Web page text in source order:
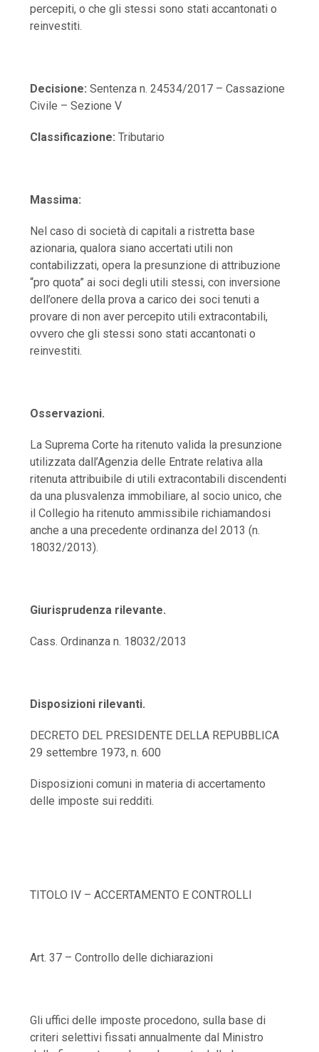
percepiti, o che gli stessi sono stati accantonati o
reinvestiti.
Decisione: Sentenza n. 24534/2017 – Cassazione
Civile – Sezione V
Classificazione: Tributario
Massima:
Nel caso di società di capitali a ristretta base
azionaria, qualora siano accertati utili non
contabilizzati, opera la presunzione di attribuzione
“pro quota” ai soci degli utili stessi, con inversione
dell’onere della prova a carico dei soci tenuti a
provare di non aver percepito utili extracontabili,
ovvero che gli stessi sono stati accantonati o
reinvestiti.
Osservazioni.
La Suprema Corte ha ritenuto valida la presunzione
utilizzata dall’Agenzia delle Entrate relativa alla
ritenuta attribuibile di utili extracontabili discendenti
da una plusvalenza immobiliare, al socio unico, che
il Collegio ha ritenuto ammissibile richiamandosi
anche a una precedente ordinanza del 2013 (n.
18032/2013).
Giurisprudenza rilevante.
Cass. Ordinanza n. 18032/2013
Disposizioni rilevanti.
DECRETO DEL PRESIDENTE DELLA REPUBBLICA
29 settembre 1973, n. 600
Disposizioni comuni in materia di accertamento
delle imposte sui redditi.
TITOLO IV – ACCERTAMENTO E CONTROLLI
Art. 37 – Controllo delle dichiarazioni
Gli uffici delle imposte procedono, sulla base di
criteri selettivi fissati annualmente dal Ministro